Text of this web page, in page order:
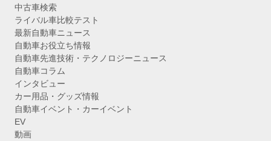
中古車検索
ライバル車比較テスト
最新自動車ニュース
自動車お役立ち情報
自動車先進技術・テクノロジーニュース
自動車コラム
インタビュー
カー用品・グッズ情報
自動車イベント・カーイベント
EV
動画